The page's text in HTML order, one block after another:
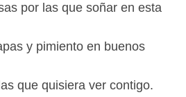
por las que soñar en esta
y pimiento en buenos
que quisiera ver contigo.